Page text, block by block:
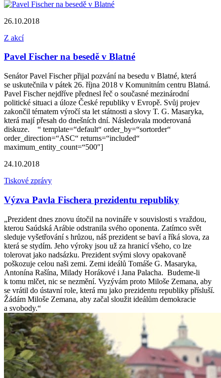
26.10.2018
Z akcí
Pavel Fischer na besedě v Blatné
Senátor Pavel Fischer přijal pozvání na besedu v Blatné, která
se uskutečnila v pátek 26. října 2018 v Komunitním centru Blatná.
Pavel Fischer nejdříve přednesl řeč o současné mezinárodní
politické situaci a úloze České republiky v Evropě. Svůj projev
zakončil tématem výročí sta let státnosti a slovy T. G. Masaryka,
která mají přesah do dnešních dní. Následovala moderovaná
diskuze. “ template=“default“ order_by=“sortorder“
order_direction=“ASC“ returns=“included“
maximum_entity_count=“500″]
24.10.2018
Tiskové zprávy
Výzva Pavla Fischera prezidentu republiky
„Prezident dnes znovu útočil na novináře v souvislosti s vraždou,
kterou Saúdská Arábie odstranila svého oponenta. Zatímco svět
sleduje vyšetřování s hrůzou, náš prezident se baví a říká slova, za
která se stydím. Jeho výroky jsou už za hranicí všeho, co lze
tolerovat jako nadsázku. Prezident svými slovy opakovaně
poškozuje celou naši zemi. Zemi ideálů Tomáše G. Masaryka,
Antonína Rašína, Milady Horákové i Jana Palacha. Budeme-li
k tomu mlčet, nic se nezmění. Vyzývám proto Miloše Zemana, aby
se vrátil do ústavní role, která mu jako prezidentu republiky přísluší.
Žádám Miloše Zemana, aby začal sloužit ideálům demokracie
a svobody.“